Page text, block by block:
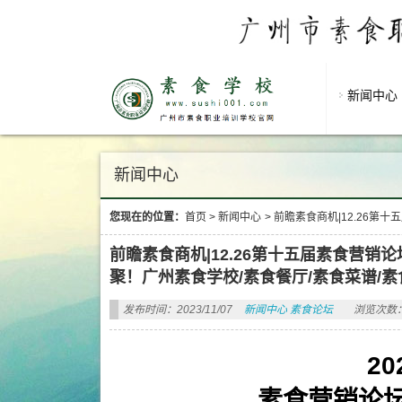
新闻中心
新闻中心
您现在的位置： 首页 > 新闻中心 > 前瞻素食商机|12.26第十
前瞻素食商机|12.26第十五届素食营销
聚！广州素食学校/素食餐厅/素食菜谱/
发布时间：2023/11/07 新闻中心 素食论坛 浏览次数